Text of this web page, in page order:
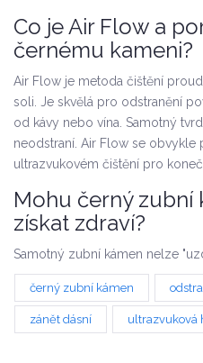
Co je Air Flow a
černému kameni?
Air Flow je metoda čištění
soli. Je skvělá pro odstranění
od kávy nebo vína. Samotný
neodstraní. Air Flow se obvykle
ultrazvukovém čištění pro
Mohu černý zubní
získat zdraví?
Samotný zubní kámen nelze
černý zubní kámen
zánět dásní ultrazvuková